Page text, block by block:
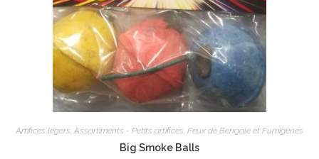
Artifices légers, Assortiments - Petits artifices, Feux de Bengale et Fumigènes
Big Smoke Balls